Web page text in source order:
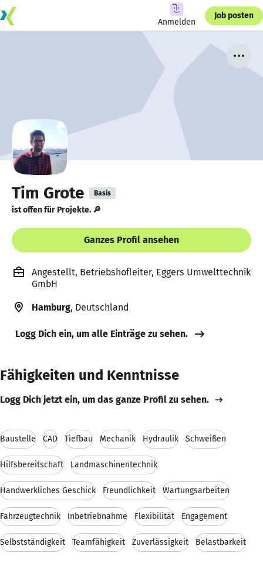
Anmelden
Job posten
Tim Grote Basis
ist offen für Projekte. 🔎
Ganzes Profil ansehen
Angestellt, Betriebshofleiter, Eggers Umwelttechnik
GmbH
Hamburg, Deutschland
Logg Dich ein, um alle Einträge zu sehen.
Fähigkeiten und Kenntnisse
Logg Dich jetzt ein, um das ganze Profil zu sehen.
Baustelle CAD Tiefbau Mechanik Hydraulik Schweißen
Hilfsbereitschaft Landmaschinentechnik
Handwerkliches Geschick Freundlichkeit Wartungsarbeiten
Fahrzeugtechnik Inbetriebnahme Flexibilität Engagement
Selbstständigkeit Teamfähigkeit Zuverlässigkeit Belastbarkeit